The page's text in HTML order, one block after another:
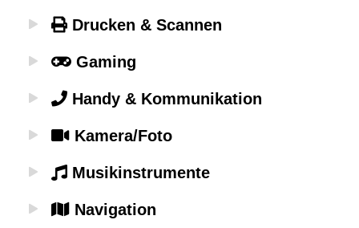
Drucken & Scannen
Gaming
Handy & Kommunikation
Kamera/Foto
Musikinstrumente
Navigation